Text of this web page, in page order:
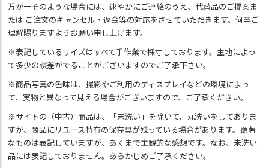
万が一そのような場合には、速やかにご連絡のうえ、代替品のご提案ま
たは ご注文のキャンセル・返金等の対応をさせていただきます。何卒ご
理解賜りますようお願い申し上げます。
※表記しているサイズはすべて手作業で採寸しております。生地によっ
て多少の誤差がでることがございますのでご了承下さい。
※商品写真の色味は、撮影やご利用のディスプレイなどの環境によっ
て、実物と異なって見える場合がございますので、ご了承ください。
※サイトの（中古）商品は、「未洗い」を除いて、丸洗いをしてありま
すが、商品にリユース特有の保存臭が残っている場合があります。顕著
なものは表記していますが、あくまで主観的な感想です。なお、未洗い
品には表記しておりません。あらかじめご了承ください。